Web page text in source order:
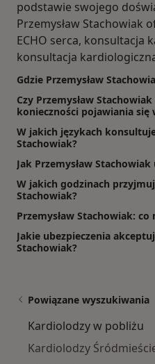
podstawie swojego
Przemysław Stachowiak
ECHO serca, konsultacja
konsultacja
Gdzie Przemysław
Czy Przemysław
konieczności pojawiania się
W jakich językach
Stachowiak?
Jak Przemysław
W jakich godzinach
Stachowiak?
Przemysław Stachowiak: co
Jakie ubezpieczenia
Stachowiak?
Powiązane wyszukiwania
Kardiolodzy w pobliżu
Kardiolodzy